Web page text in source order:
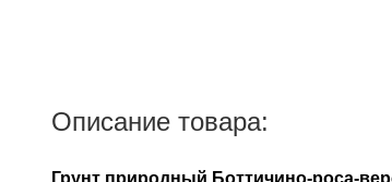
Описание товара:
Грунт природный Боттичино-роса-